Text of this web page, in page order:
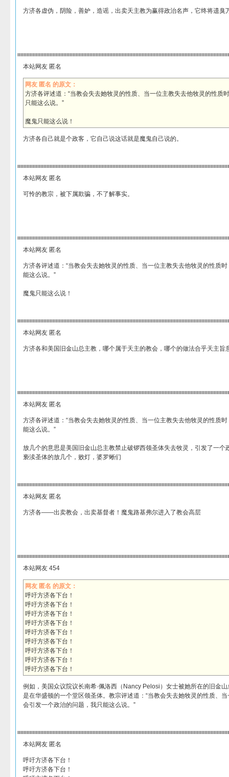
方济各虚伪，阴险，善妒，造谣，出卖天主教为赢得政治名声，它终将遗臭
本站网友 匿名
网友 匿名 的原文：
方济各评述道：“当教会失去她牧灵的性质、当一位主教失去他牧灵的性质
只能这么说。”
魔鬼只能这么说！
方济各自己就是个政客，它自己说这话就是魔鬼自己说的。
本站网友 匿名
可怜的教宗，被下属欺骗，不了解事实。
本站网友 匿名
方济各评述道：“当教会失去她牧灵的性质、当一位主教失去他牧灵的性质
能这么说。”
魔鬼只能这么说！
本站网友 匿名
方济各和美国旧金山总主教，哪个属于天主的教会，哪个的做法合乎天主旨
本站网友 匿名
方济各评述道：“当教会失去她牧灵的性质、当一位主教失去他牧灵的性质
能这么说。”
放几个的意思是美国旧金山总主教禁止破锣西领圣体失去牧灵，引发了一个
亵渎圣体的放几个，败灯，婆罗蜥们
本站网友 匿名
方济各——出卖教会，出卖基督者！魔鬼路基弗尔进入了教会高层
本站网友 454
网友 匿名 的原文：
呼吁方济各下台！
呼吁方济各下台！
呼吁方济各下台！
呼吁方济各下台！
呼吁方济各下台！
呼吁方济各下台！
呼吁方济各下台！
呼吁方济各下台！
呼吁方济各下台！
例如，美国众议院议长南希·佩洛西（Nancy Pelosi）女士被她所在的旧金
是在华盛顿的一个堂区领圣体。教宗评述道：“当教会失去她牧灵的性质、
会引发一个政治的问题，我只能这么说。”
本站网友 匿名
呼吁方济各下台！
呼吁方济各下台！